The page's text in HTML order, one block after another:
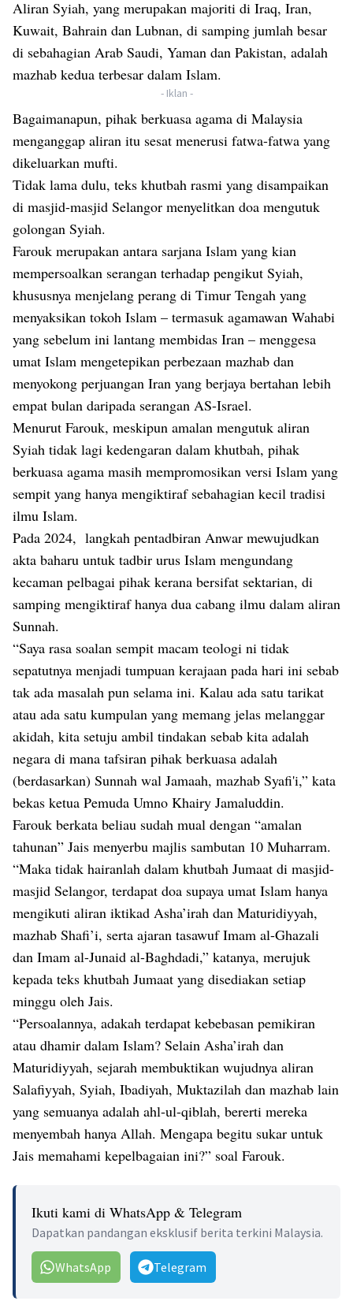
Aliran Syiah, yang merupakan majoriti di Iraq, Iran,
Kuwait, Bahrain dan Lubnan, di samping jumlah besar
di sebahagian Arab Saudi, Yaman dan Pakistan, adalah
mazhab kedua terbesar dalam Islam.
- Iklan -
Bagaimanapun, pihak berkuasa agama di Malaysia
menganggap aliran itu sesat menerusi fatwa-fatwa yang
dikeluarkan mufti.
Tidak lama dulu, teks khutbah rasmi yang disampaikan
di masjid-masjid Selangor menyelitkan doa mengutuk
golongan Syiah.
Farouk merupakan antara sarjana Islam yang kian
mempersoalkan serangan terhadap pengikut Syiah,
khususnya menjelang perang di Timur Tengah yang
menyaksikan tokoh Islam – termasuk agamawan Wahabi
yang sebelum ini lantang membidas Iran – menggesa
umat Islam mengetepikan perbezaan mazhab dan
menyokong perjuangan Iran yang berjaya bertahan lebih
empat bulan daripada serangan AS-Israel.
Menurut Farouk, meskipun amalan mengutuk aliran
Syiah tidak lagi kedengaran dalam khutbah, pihak
berkuasa agama masih mempromosikan versi Islam yang
sempit yang hanya mengiktiraf sebahagian kecil tradisi
ilmu Islam.
Pada 2024, langkah pentadbiran Anwar mewujudkan
akta baharu untuk tadbir urus Islam mengundang
kecaman pelbagai pihak kerana bersifat sektarian, di
samping mengiktiraf hanya dua cabang ilmu dalam aliran
Sunnah.
“Saya rasa soalan sempit macam teologi ni tidak
sepatutnya menjadi tumpuan kerajaan pada hari ini sebab
tak ada masalah pun selama ini. Kalau ada satu tarikat
atau ada satu kumpulan yang memang jelas melanggar
akidah, kita setuju ambil tindakan sebab kita adalah
negara di mana tafsiran pihak berkuasa adalah
(berdasarkan) Sunnah wal Jamaah, mazhab Syafi'i,” kata
bekas ketua Pemuda Umno Khairy Jamaluddin.
Farouk berkata beliau sudah mual dengan “amalan
tahunan” Jais menyerbu majlis sambutan 10 Muharram.
“Maka tidak hairanlah dalam khutbah Jumaat di masjid-
masjid Selangor, terdapat doa supaya umat Islam hanya
mengikuti aliran iktikad Asha’irah dan Maturidiyyah,
mazhab Shafi’i, serta ajaran tasawuf Imam al-Ghazali
dan Imam al-Junaid al-Baghdadi,” katanya, merujuk
kepada teks khutbah Jumaat yang disediakan setiap
minggu oleh Jais.
“Persoalannya, adakah terdapat kebebasan pemikiran
atau dhamir dalam Islam? Selain Asha’irah dan
Maturidiyyah, sejarah membuktikan wujudnya aliran
Salafiyyah, Syiah, Ibadiyah, Muktazilah dan mazhab lain
yang semuanya adalah ahl-ul-qiblah, bererti mereka
menyembah hanya Allah. Mengapa begitu sukar untuk
Jais memahami kepelbagaian ini?” soal Farouk.
Ikuti kami di WhatsApp & Telegram
Dapatkan pandangan eksklusif berita terkini Malaysia.
WhatsApp Telegram